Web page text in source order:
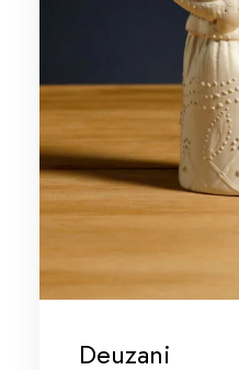
Deuzani